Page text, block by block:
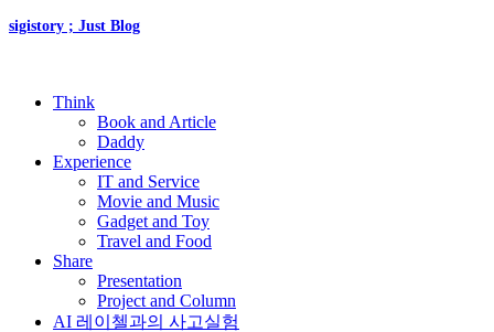
sigistory ; Just Blog
Think
Book and Article
Daddy
Experience
IT and Service
Movie and Music
Gadget and Toy
Travel and Food
Share
Presentation
Project and Column
AI 레이첼과의 사고실험